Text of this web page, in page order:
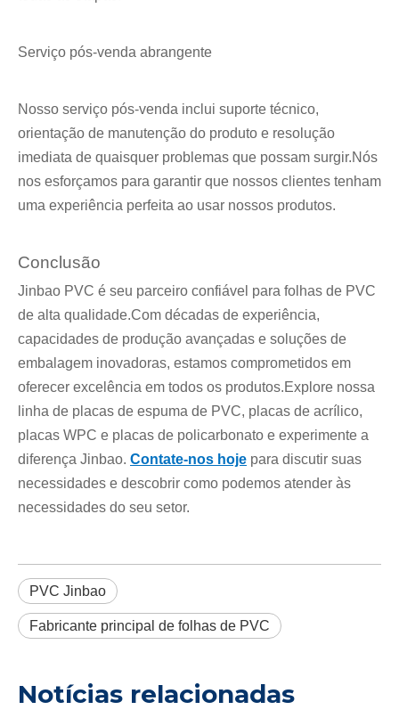
Serviço pós-venda abrangente
Nosso serviço pós-venda inclui suporte técnico,
orientação de manutenção do produto e resolução
imediata de quaisquer problemas que possam surgir.Nós
nos esforçamos para garantir que nossos clientes tenham
uma experiência perfeita ao usar nossos produtos.
Conclusão
Jinbao PVC é seu parceiro confiável para folhas de PVC
de alta qualidade.Com décadas de experiência,
capacidades de produção avançadas e soluções de
embalagem inovadoras, estamos comprometidos em
oferecer excelência em todos os produtos.Explore nossa
linha de placas de espuma de PVC, placas de acrílico,
placas WPC e placas de policarbonato e experimente a
diferença Jinbao. Contate-nos hoje para discutir suas
necessidades e descobrir como podemos atender às
necessidades do seu setor.
PVC Jinbao
Fabricante principal de folhas de PVC
Notícias relacionadas